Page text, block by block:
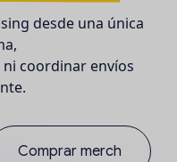
desde una única
coordinar envíos
Comprar merch